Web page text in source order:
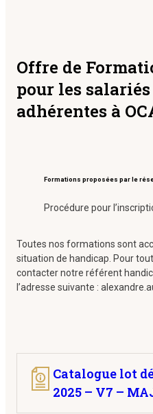
Offre de
pour les
adhérentes à
Formations proposées par le
Procédure pour
Toutes nos formations sont
situation de handicap. Pour
contacter notre référent
l’adresse suivante :
Catalogue lot
2025 – V7 –